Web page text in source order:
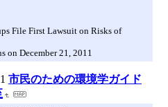
File First Lawsuit on Risks of
on December 21, 2011
市民のための環境学ガイド